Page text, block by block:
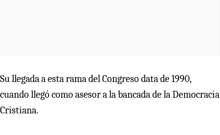
Su llegada a esta rama del Congreso data de 1990,
cuando llegó como asesor a la bancada de la Democracia
Cristiana.